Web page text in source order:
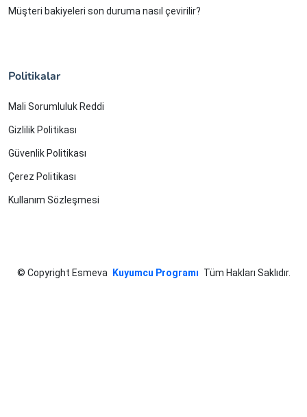
Müşteri bakiyeleri son duruma nasıl çevirilir?
Politikalar
Mali Sorumluluk Reddi
Gizlilik Politikası
Güvenlik Politikası
Çerez Politikası
Kullanım Sözleşmesi
© Copyright Esmeva Kuyumcu Programı Tüm Hakları Saklıdır.